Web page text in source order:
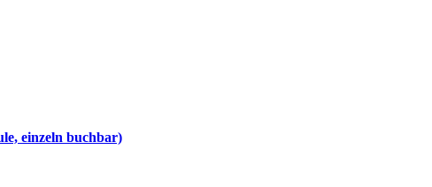
einzeln buchbar)